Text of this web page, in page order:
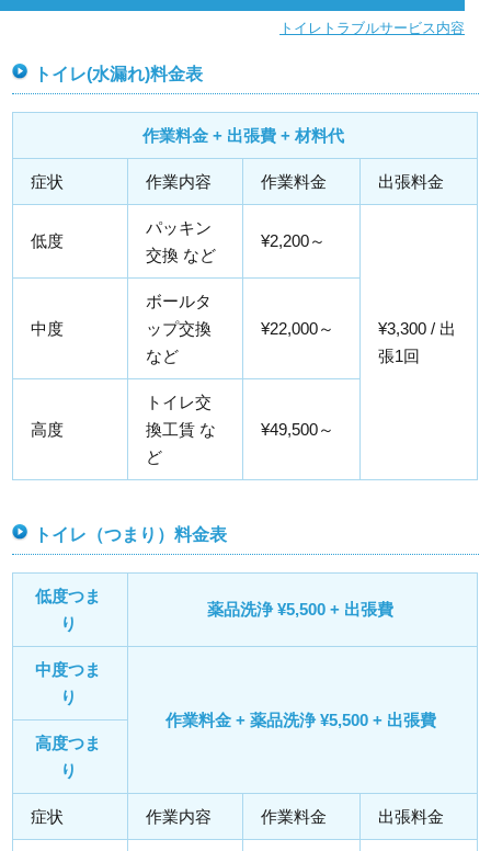
トイレトラブルサービス内容
トイレ(水漏れ)料金表
作業料金 + 出張費 + 材料代
症状 作業内容 作業料金 出張料金
低度
パッキン
交換 など
¥2,200～
¥3,300 / 出
張1回
中度
ボールタ
ップ交換
など
¥22,000～
高度
トイレ交
換工賃 な
ど
¥49,500～
トイレ（つまり）料金表
低度つま
り
薬品洗浄 ¥5,500 + 出張費
中度つま
り
作業料金 + 薬品洗浄 ¥5,500 + 出張費
高度つま
り
症状 作業内容 作業料金 出張料金